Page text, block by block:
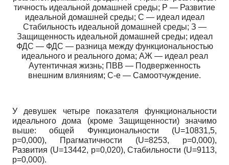
тичность идеальной домашней среды; Р — Развитие
идеальной домашней среды; С — идеал идеал
Стабильность идеальной домашней среды; З —
Защищенность идеальной домашней среды; идеал
ФДС — ФДС — разница между функциональностью
идеального и реального дома; АЖ — идеал реал
Аутентичная жизнь; ПВВ — Подверженность
внешним влияниям; С-е — Самоотчуждение.
У девушек четыре показателя функциональности
идеального дома (кроме Защищенности) значимо
выше: общей Функциональности (U=10831,5,
p=0,000),
Прагматичности (U=8253, p=0,000),
Развития (U=13442, p=0,020),Стабильности (U=9113,
p=0,000).